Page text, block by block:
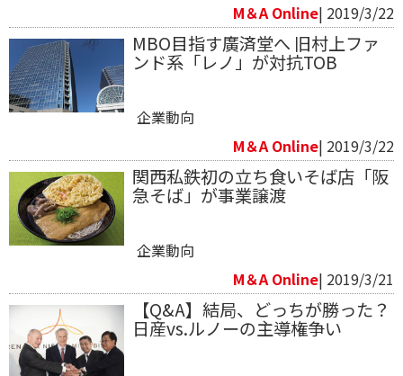
M＆A Online| 2019/3/22
MBO目指す廣済堂へ 旧村上ファ
ンド系「レノ」が対抗TOB
企業動向
M＆A Online| 2019/3/22
関西私鉄初の立ち食いそば店「阪
急そば」が事業譲渡
企業動向
M＆A Online| 2019/3/21
【Q&A】結局、どっちが勝った？
日産vs.ルノーの主導権争い